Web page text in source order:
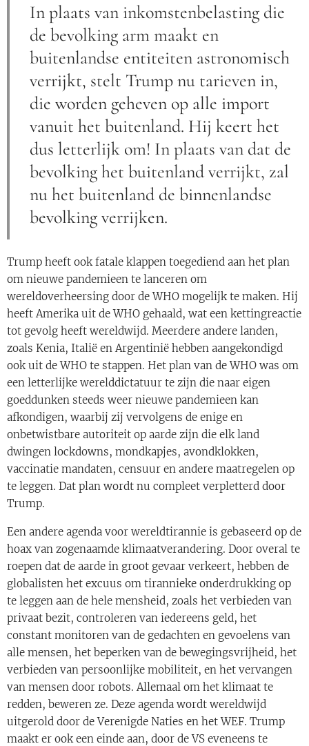
In plaats van inkomstenbelasting die
de bevolking arm maakt en
buitenlandse entiteiten astronomisch
verrijkt, stelt Trump nu tarieven in,
die worden geheven op alle import
vanuit het buitenland. Hij keert het
dus letterlijk om! In plaats van dat de
bevolking het buitenland verrijkt, zal
nu het buitenland de binnenlandse
bevolking verrijken.
Trump heeft ook fatale klappen toegediend aan het plan
om nieuwe pandemieen te lanceren om
wereldoverheersing door de WHO mogelijk te maken. Hij
heeft Amerika uit de WHO gehaald, wat een kettingreactie
tot gevolg heeft wereldwijd. Meerdere andere landen,
zoals Kenia, Italië en Argentinië hebben aangekondigd
ook uit de WHO te stappen. Het plan van de WHO was om
een letterlijke werelddictatuur te zijn die naar eigen
goeddunken steeds weer nieuwe pandemieen kan
afkondigen, waarbij zij vervolgens de enige en
onbetwistbare autoriteit op aarde zijn die elk land
dwingen lockdowns, mondkapjes, avondklokken,
vaccinatie mandaten, censuur en andere maatregelen op
te leggen. Dat plan wordt nu compleet verpletterd door
Trump.
Een andere agenda voor wereldtirannie is gebaseerd op de
hoax van zogenaamde klimaatverandering. Door overal te
roepen dat de aarde in groot gevaar verkeert, hebben de
globalisten het excuus om tirannieke onderdrukking op
te leggen aan de hele mensheid, zoals het verbieden van
privaat bezit, controleren van iedereens geld, het
constant monitoren van de gedachten en gevoelens van
alle mensen, het beperken van de bewegingsvrijheid, het
verbieden van persoonlijke mobiliteit, en het vervangen
van mensen door robots. Allemaal om het klimaat te
redden, beweren ze. Deze agenda wordt wereldwijd
uitgerold door de Verenigde Naties en het WEF. Trump
maakt er ook een einde aan, door de VS eveneens te